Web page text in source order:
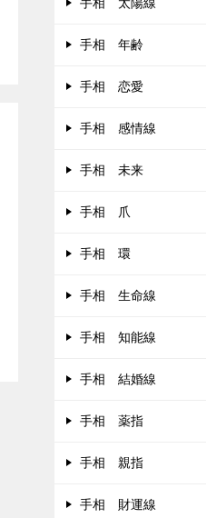
手相 年齢
手相 恋愛
手相 感情線
手相 未来
手相 爪
手相 環
手相 生命線
手相 知能線
手相 結婚線
手相 薬指
手相 親指
手相 財運線